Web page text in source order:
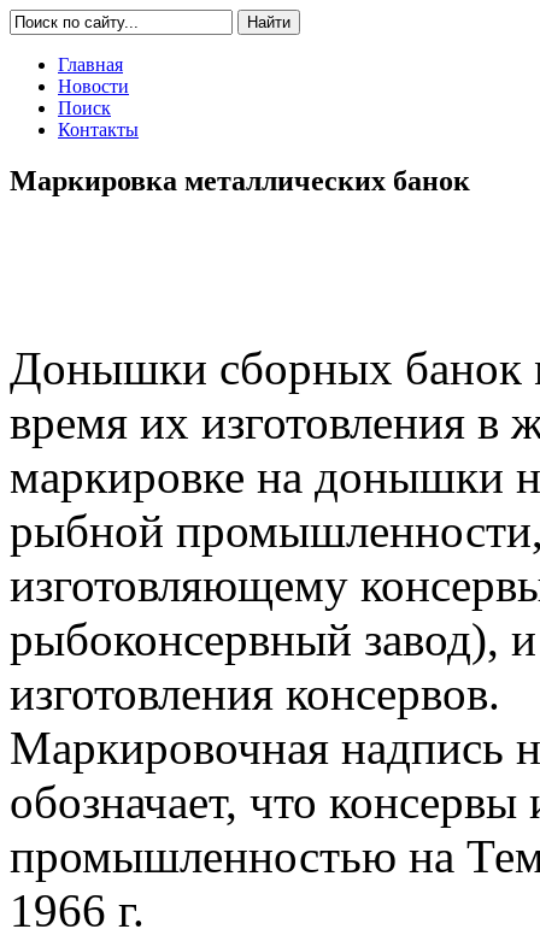
Главная
Новости
Поиск
Контакты
Маркировка металлических банок
Донышки сборных банок
время их изготовления в
маркировке на донышки
рыбной
изготовляющему
рыбоконсервный завод),
изготовления консервов.
Маркировочная надпись
обозначает, что
промышленностью на
1966 г.